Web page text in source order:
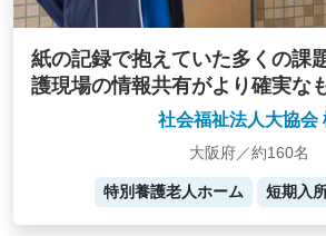
紙の記録で抱えていた多くの課
護現場の情報共有がより確実な
社会福祉法人大協会
大阪府／約160名
特別養護老人ホーム 短期入